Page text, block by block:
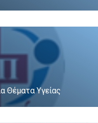
Θέματα Υγείας